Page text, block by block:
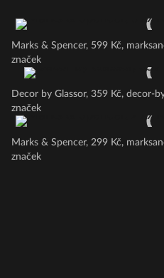
Marks & Spencer, 599 Kč,
značek
Decor by Glassor, 359 Kč, decor-
značek
Marks & Spencer, 299 Kč,
značek